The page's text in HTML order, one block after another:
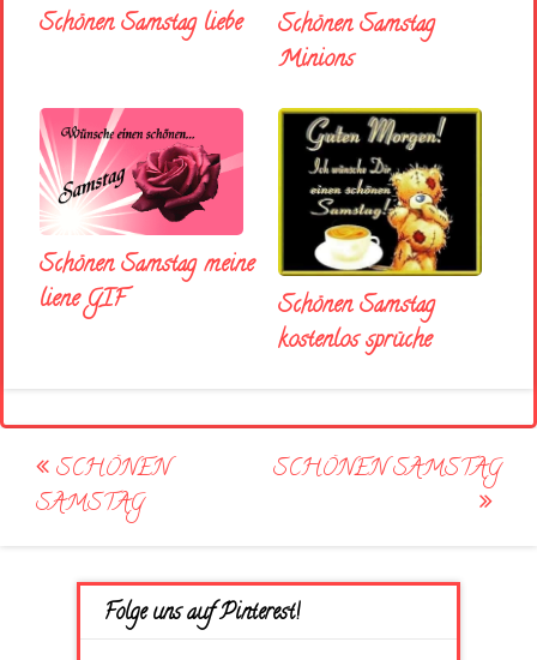
Schönen Samstag liebe
Schönen Samstag
Minions
Schönen Samstag meine
liene GIF
Schönen Samstag
kostenlos sprüche
Post
navigation
SCHÖNEN
SAMSTAG
SCHÖNEN SAMSTAG
Folge uns auf Pinterest!